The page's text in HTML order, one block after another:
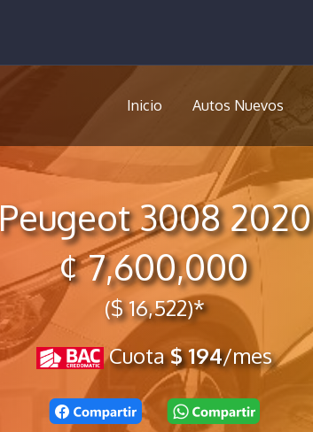
Inicio Autos Nuevos
Peugeot 3008 2020
¢ 7,600,000
($ 16,522)*
Cuota$ 194/mes